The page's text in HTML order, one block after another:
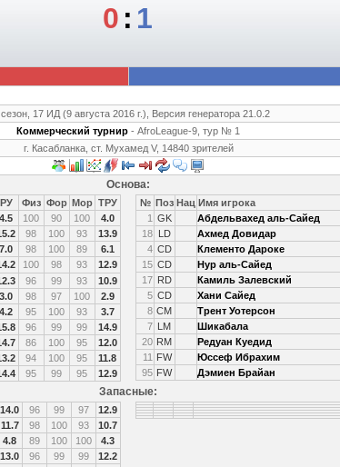
0 : 1
17 ИД (9 августа 2016 г.), Версия генератора 21.0.2
Коммерческий турнир - AfroLeague-9, тур № 1
г. Касабланка, ст. Мухамед V, 14840 зрителей
Основа:
РУ Физ Фор Мор ТРУ
4.5 100 90 100
4.0
98 100 93
13.9
7.0 98 100 89
6.1
100 98 93
12.9
96 99 93
10.9
3.0 98 97 100
2.9
4.2 95 100 93
3.7
96 99 99
14.9
86 100 95
12.0
94 100 95
11.8
95 99 95 12.9
№ Поз Нац Имя игрока
1 GK Абдельвахед аль-Сайед
18 LD Ахмед Довидар
4 CD Клементо Дароке
15 CD Нур аль-Сайед
17 RD Камиль Залевский
5 CD Хани Сайед
8 CM Трент Уотерсон
7 LM Шикабала
20 RM Редуан Куедид
11 FW Юссеф Ибрахим
95 FW Дэмиен Брайан
Запасные:
14.0 96 99 97
12.9
11.7 98 100 93
10.7
4.8 89 100 100
4.3
13.0 96 99 99
12.2